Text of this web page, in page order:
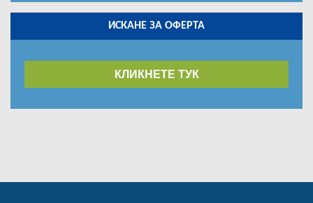
ИСКАНЕ ЗА ОФЕРТА
КЛИКНЕТЕ ТУК